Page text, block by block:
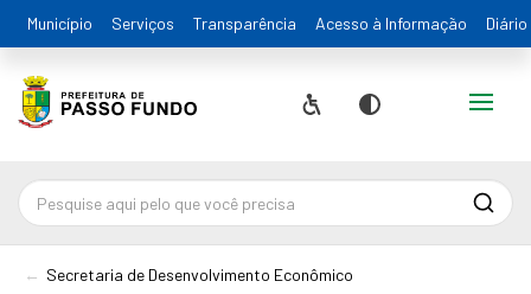
Município Serviços Transparência Acesso à Informação
Acessibilidade
Contraste
Alternar
Secretaria de Desenvolvimento Econômico